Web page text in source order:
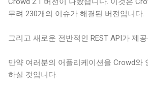
무려 230개의 이슈가 해결된 버전입니다.
그리고 새로운 전반적인 REST API가 제
만약 여러분의 어플리케이션을 Crowd와
하실 것입니다.